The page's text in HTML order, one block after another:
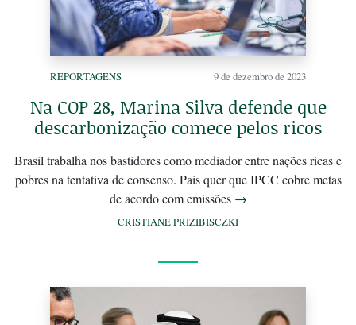
REPORTAGENS 9 de dezembro de 2023
Na COP 28, Marina Silva defende que
descarbonização comece pelos ricos
Brasil trabalha nos bastidores como mediador entre nações ricas e
pobres na tentativa de consenso. País quer que IPCC cobre metas
de acordo com emissões →
CRISTIANE PRIZIBISCZKI